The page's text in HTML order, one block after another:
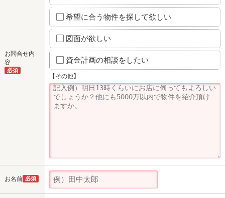
お問合せ内
容
必須
希望に合う物件を探して欲しい
図面が欲しい
資金計画の相談をしたい
【その他】
お名前 必須